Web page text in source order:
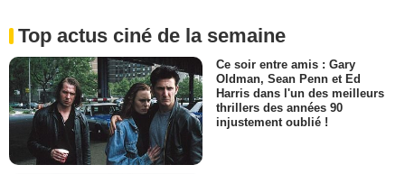
Top actus ciné de la semaine
Ce soir entre amis : Gary
Oldman, Sean Penn et Ed
Harris dans l'un des meilleurs
thrillers des années 90
injustement oublié !